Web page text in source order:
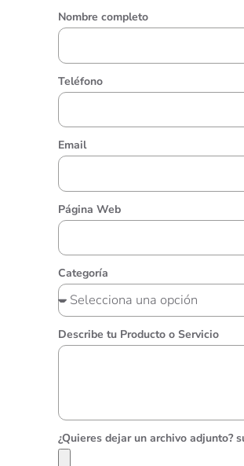
Nombre completo
Teléfono
Email
Página Web
Categoría
Describe tu Producto o Servicio
¿Quieres dejar un archivo adjunto?